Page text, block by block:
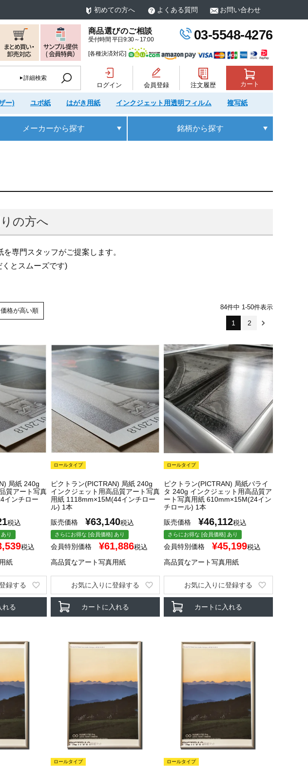
初めての方へ よくある質問 お問い合わせ
商品選びのご相談
受付時間 平日9:30～17:00 03-5548-4276
[各種決済対応]
詳細検索
ログイン 会員登録 注文履歴 カート
ー) ユポ紙 はがき用紙 インクジェット用透明フィルム 複写紙
メーカーから探す 銘柄から探す
の方へ
専門スタッフがご提案します。
とスムーズです)
価格が高い順 84件中 1 -50件表示
1 2
局紙 240g
質アート写真
インチロー
税込
り
税込
紙
れる
録する
ロールタイプ
ピクトラン(PICTRAN) 局紙 240g
インクジェット用高品質アート写真
用紙 1118mm×15M(44インチロー
ル) 1本
販売価格
¥63,140税込
さらにお得な [会員価格] あり
会員特別価格 ¥61,886税込
高品質なアート写真用紙
カートに入れる
お気に入りに登録する
ロールタイプ
ピクトラン(PICTRAN) 局紙バライ
タ 240g インクジェット用高品質ア
ート写真用紙 610mm×15M(24イン
チロール) 1本
販売価格
¥46,112税込
さらにお得な [会員価格] あり
会員特別価格 ¥45,199税込
高品質なアート写真用紙
カートに入れる
お気に入りに登録する
ロールタイプ ロールタイプ